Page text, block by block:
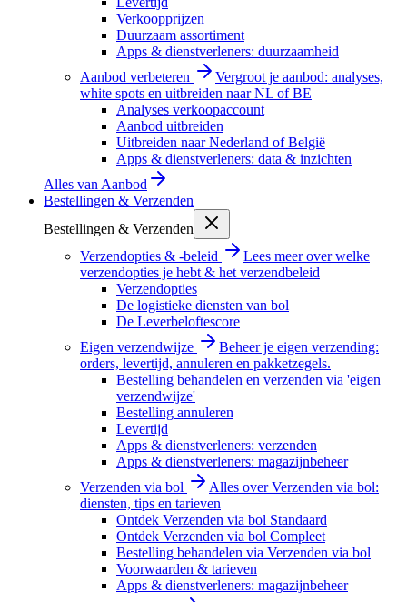
Verkoopprijzen
Duurzaam assortiment
Apps & dienstverleners: duurzaamheid
Aanbod verbeteren
Vergroot je aanbod: analyses,
white spots en uitbreiden naar NL of BE
Analyses verkoopaccount
Aanbod uitbreiden
Uitbreiden naar Nederland of België
Apps & dienstverleners: data & inzichten
Alles van Aanbod
Bestellingen & Verzenden
Bestellingen & Verzenden
Verzendopties & -beleid
Lees meer over welke
verzendopties je hebt & het verzendbeleid
Verzendopties
De logistieke diensten van bol
De Leverbeloftescore
Eigen verzendwijze
Beheer je eigen verzending:
orders, levertijd, annuleren en pakketzegels.
Bestelling behandelen en verzenden via 'eigen
verzendwijze'
Bestelling annuleren
Levertijd
Apps & dienstverleners: verzenden
Apps & dienstverleners: magazijnbeheer
Verzenden via bol
Alles over Verzenden via bol:
diensten, tips en tarieven
Ontdek Verzenden via bol Standaard
Ontdek Verzenden via bol Compleet
Bestelling behandelen via Verzenden via bol
Voorwaarden & tarieven
Apps & dienstverleners: magazijnbeheer